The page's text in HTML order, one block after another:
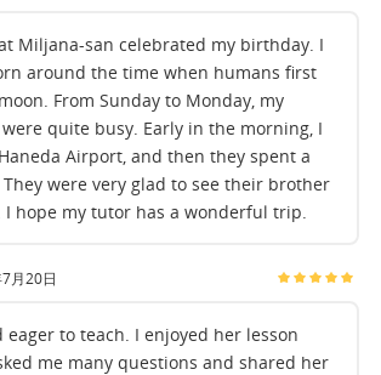
Miljana-san celebrated my birthday. I
around the time when humans first
From Sunday to Monday, my
quite busy. Early in the morning, I
Airport, and then they spent a
were very glad to see their brother
hope my tutor has a wonderful trip.
月20日
eager to teach. I enjoyed her lesson
me many questions and shared her